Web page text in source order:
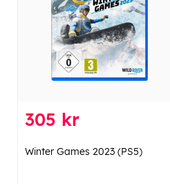
305 kr
Winter Games 2023 (PS5)